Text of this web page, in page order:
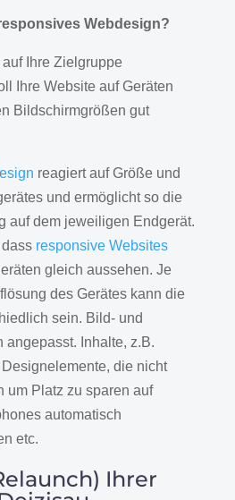
Webdesign?
auf Ihre Zielgruppe
Ihre Website auf Geräten
Bildschirmgrößen gut
reagiert auf Größe und
und ermöglicht so die
auf dem jeweiligen Endgerät.
responsive Websites
gleich aussehen. Je
des Gerätes kann die
sein. Bild- und
angepasst. Inhalte, z.B.
die nicht
um Platz zu sparen auf
automatisch
etc.
Ihrer